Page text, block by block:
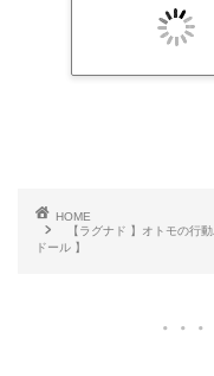
HOME
【ラグナド 】オトモの行
ドール 】